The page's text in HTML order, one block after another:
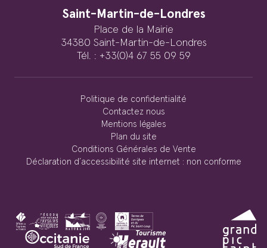
Saint-Martin-de-Londres
Place de la Mairie
34380 Saint-Martin-de-Londres
Tél. : +33(0)4 67 55 09 59
Politique de confidentialité
Contactez nous
Mentions légales
Plan du site
Conditions Générales de Vente
Déclaration d’accessibilité site internet : non conforme